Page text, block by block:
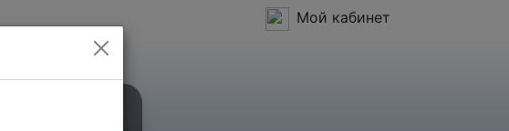
Мой кабинет